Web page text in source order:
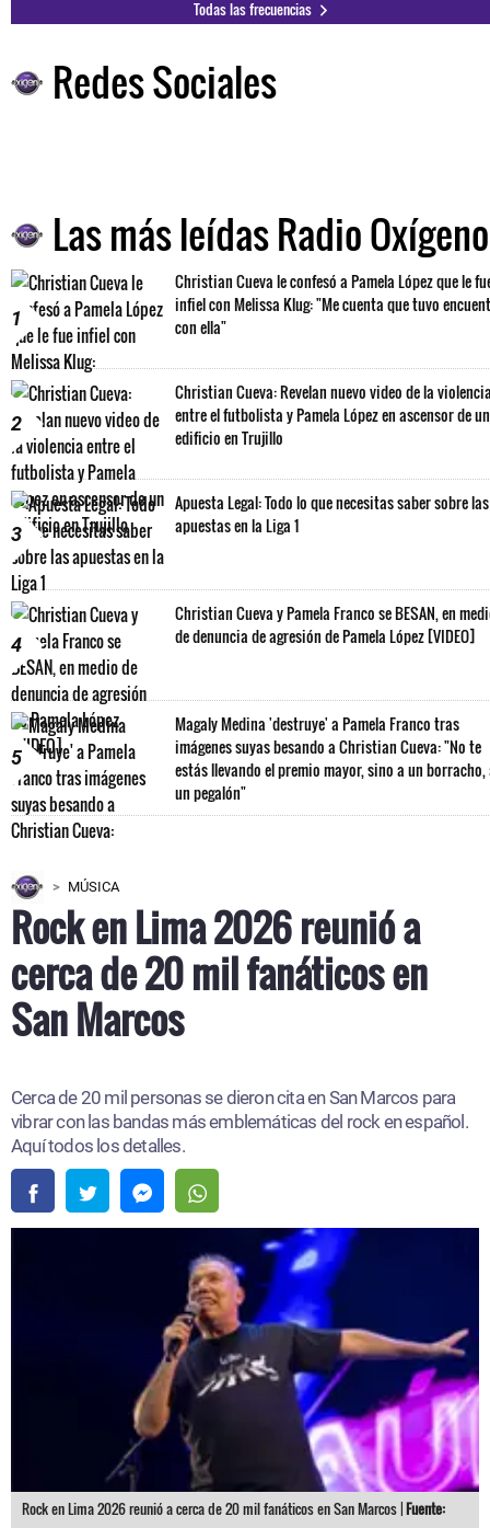
Todas las frecuencias
Redes Sociales
Las más leídas Radio Oxígeno
1
Christian Cueva le confesó a Pamela López que le
infiel con Melissa Klug: "Me cuenta que tuvo
con ella"
2
Christian Cueva: Revelan nuevo video de la
entre el futbolista y Pamela López en ascensor de un
edificio en Trujillo
3
Apuesta Legal: Todo lo que necesitas saber sobre las
apuestas en la Liga 1
4
Christian Cueva y Pamela Franco se BESAN, en
de denuncia de agresión de Pamela López [VIDEO]
5
Magaly Medina 'destruye' a Pamela Franco tras
imágenes suyas besando a Christian Cueva: "No te
estás llevando el premio mayor, sino a un borracho,
un pegalón"
MÚSICA
Rock en Lima 2026 reunió a
cerca de 20 mil fanáticos en
San Marcos
Cerca de 20 mil personas se dieron cita en San Marcos para
vibrar con las bandas más emblemáticas del rock en español.
Aquí todos los detalles.
Rock en Lima 2026 reunió a cerca de 20 mil fanáticos en San Marcos |Fuente: